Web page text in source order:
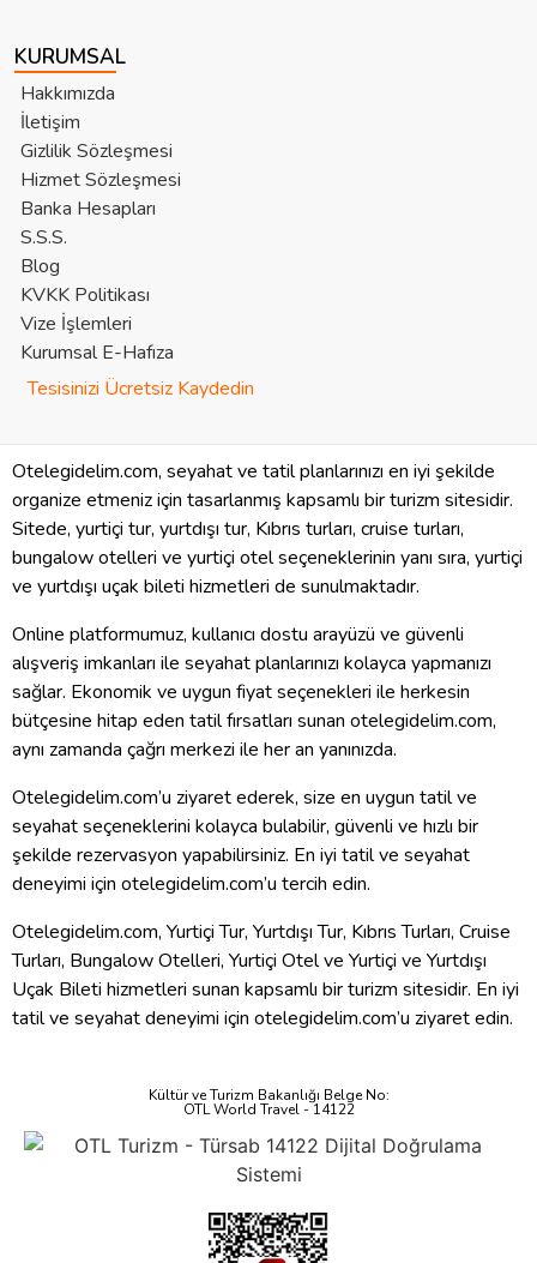
KURUMSAL
Hakkımızda
İletişim
Gizlilik Sözleşmesi
Hizmet Sözleşmesi
Banka Hesapları
S.S.S.
Blog
KVKK Politikası
Vize İşlemleri
Kurumsal E-Hafıza
Tesisinizi Ücretsiz Kaydedin
Otelegidelim.com, seyahat ve tatil planlarınızı en iyi şekilde
organize etmeniz için tasarlanmış kapsamlı bir turizm sitesidir.
Sitede, yurtiçi tur, yurtdışı tur, Kıbrıs turları, cruise turları,
bungalow otelleri ve yurtiçi otel seçeneklerinin yanı sıra, yurtiçi
ve yurtdışı uçak bileti hizmetleri de sunulmaktadır.
Online platformumuz, kullanıcı dostu arayüzü ve güvenli
alışveriş imkanları ile seyahat planlarınızı kolayca yapmanızı
sağlar. Ekonomik ve uygun fiyat seçenekleri ile herkesin
bütçesine hitap eden tatil fırsatları sunan otelegidelim.com,
aynı zamanda çağrı merkezi ile her an yanınızda.
Otelegidelim.com’u ziyaret ederek, size en uygun tatil ve
seyahat seçeneklerini kolayca bulabilir, güvenli ve hızlı bir
şekilde rezervasyon yapabilirsiniz. En iyi tatil ve seyahat
deneyimi için otelegidelim.com’u tercih edin.
Otelegidelim.com, Yurtiçi Tur, Yurtdışı Tur, Kıbrıs Turları, Cruise
Turları, Bungalow Otelleri, Yurtiçi Otel ve Yurtiçi ve Yurtdışı
Uçak Bileti hizmetleri sunan kapsamlı bir turizm sitesidir. En iyi
tatil ve seyahat deneyimi için otelegidelim.com’u ziyaret edin.
Kültür ve Turizm Bakanlığı Belge No:
OTL World Travel - 14122